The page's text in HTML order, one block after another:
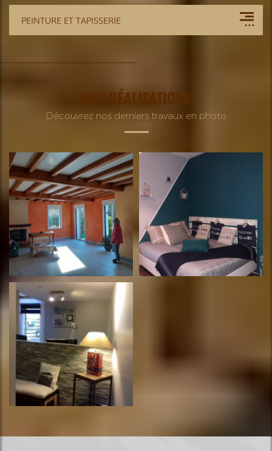
PEINTURE ET TAPISSERIE
NOS RÉALISATIONS
Découvrez nos derniers travaux en photo